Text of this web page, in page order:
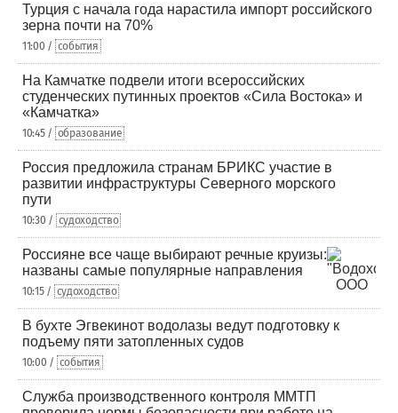
Турция с начала года нарастила импорт российского
зерна почти на 70%
11:00 / события
На Камчатке подвели итоги всероссийских
студенческих путинных проектов «Сила Востока» и
«Камчатка»
10:45 / образование
Россия предложила странам БРИКС участие в
развитии инфраструктуры Северного морского
пути
10:30 / судоходство
Россияне все чаще выбирают речные круизы:
названы самые популярные направления
10:15 / судоходство
В бухте Эгвекинот водолазы ведут подготовку к
подъему пяти затопленных судов
10:00 / события
Служба производственного контроля ММТП